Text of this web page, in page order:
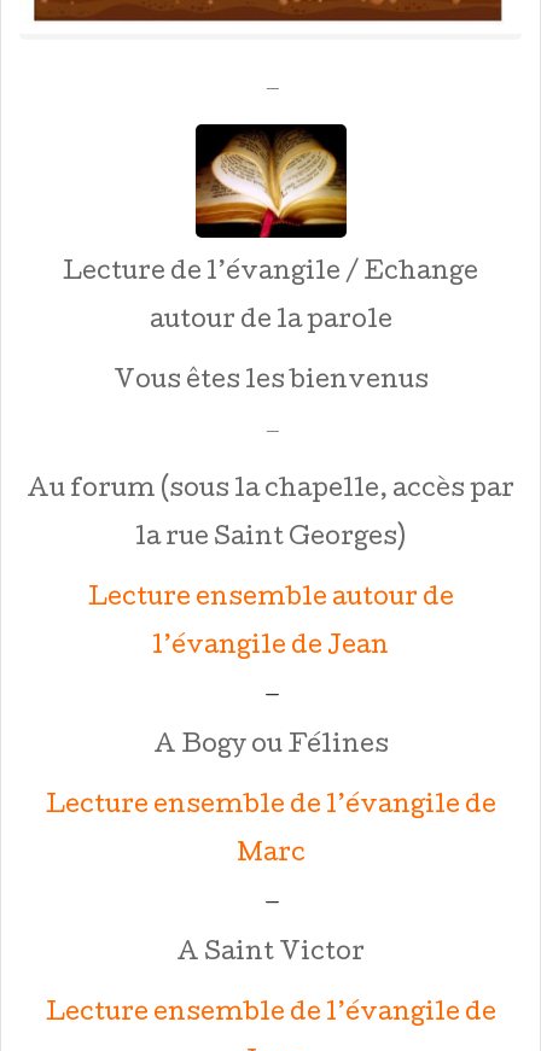
—
Lecture de l’évangile / Echange
autour de la parole
Vous êtes les bienvenus
—
Au forum (sous la chapelle, accès par
la rue Saint Georges)
Lecture ensemble autour de
l’évangile de Jean
—
A Bogy ou Félines
Lecture ensemble de l’évangile de
Marc
—
A Saint Victor
Lecture ensemble de l’évangile de